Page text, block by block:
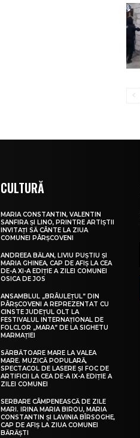
CULTURĂ
MARIA CONSTANTIN, VALENTIN
SANFIRA ȘI LINO, PRINTRE ARTIȘTII
INVITAȚI SĂ CÂNTE LA ZIUA
COMUNEI PÂRȘCOVENI
ANDREEA BĂLAN, LIVIU PUȘTIU ȘI
MARIA GHINEA, CAP DE AFIȘ LA CEA
DE-A XI-A EDIȚIE A ZILEI COMUNEI
OSICA DE JOS
ANSAMBLUL „BRÂULEȚUL” DIN
PÂRȘCOVENI A REPREZENTAT CU
CINSTE JUDEȚUL OLT LA
FESTIVALUL INTERNAȚIONAL DE
FOLCLOR „MARA” DE LA SIGHETU
MARMAȚIEI
SĂRBĂTOARE MARE LA VALEA
MARE. MUZICĂ POPULARĂ,
SPECTACOL DE LASERE ȘI FOC DE
ARTIFICII LA CEA DE-A IX-A EDIȚIE A
ZILEI COMUNEI
SERBARE CÂMPENEASCĂ DE ZILE
MARI. IRINA MARIA BIROU, MARIA
CONSTANTIN ȘI LAVINIA BÎRSOGHE,
CAP DE AFIȘ LA ZIUA COMUNEI
BĂRĂȘTI